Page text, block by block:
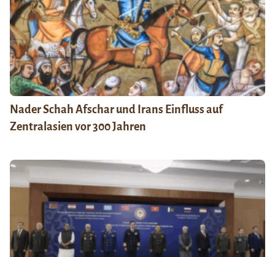
Nader Schah Afschar und Irans Einfluss auf
Zentralasien vor 300 Jahren